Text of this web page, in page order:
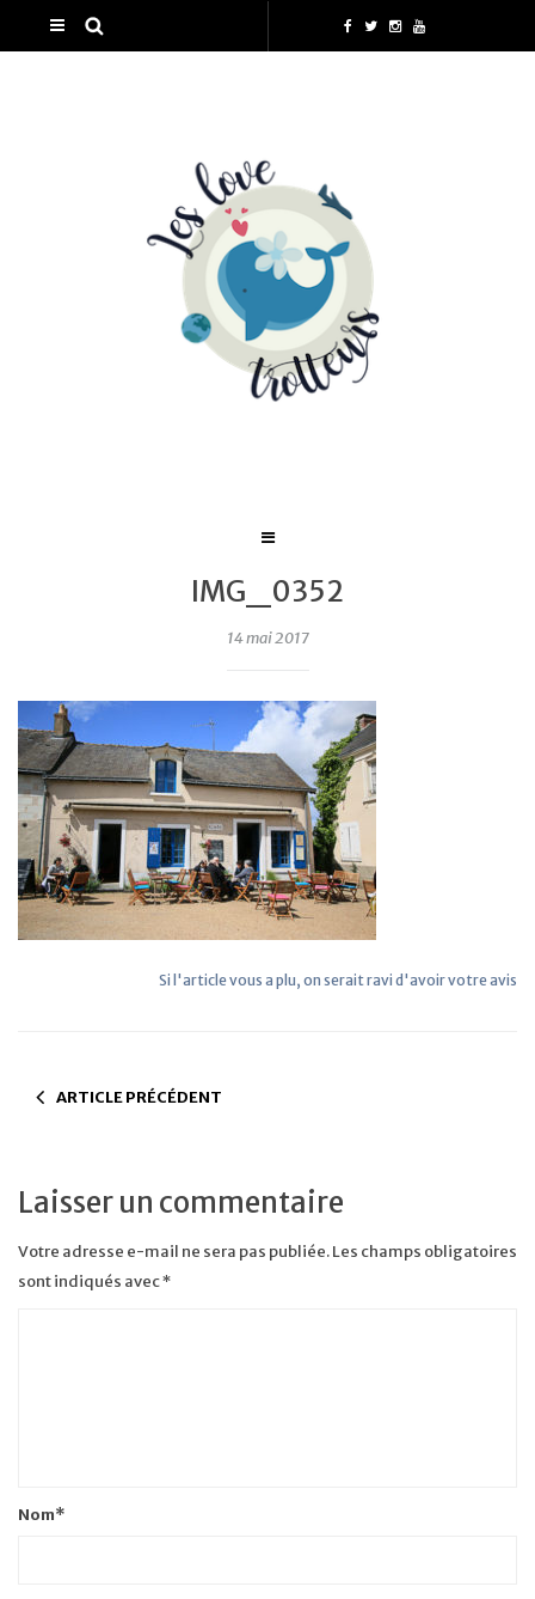
IMG_0352
14 mai 2017
Si l'article vous a plu, on serait ravi d'avoir votre avis
ARTICLE PRÉCÉDENT
Laisser un commentaire
Votre adresse e-mail ne sera pas publiée.Les champs obligatoires
sont indiqués avec*
Nom*